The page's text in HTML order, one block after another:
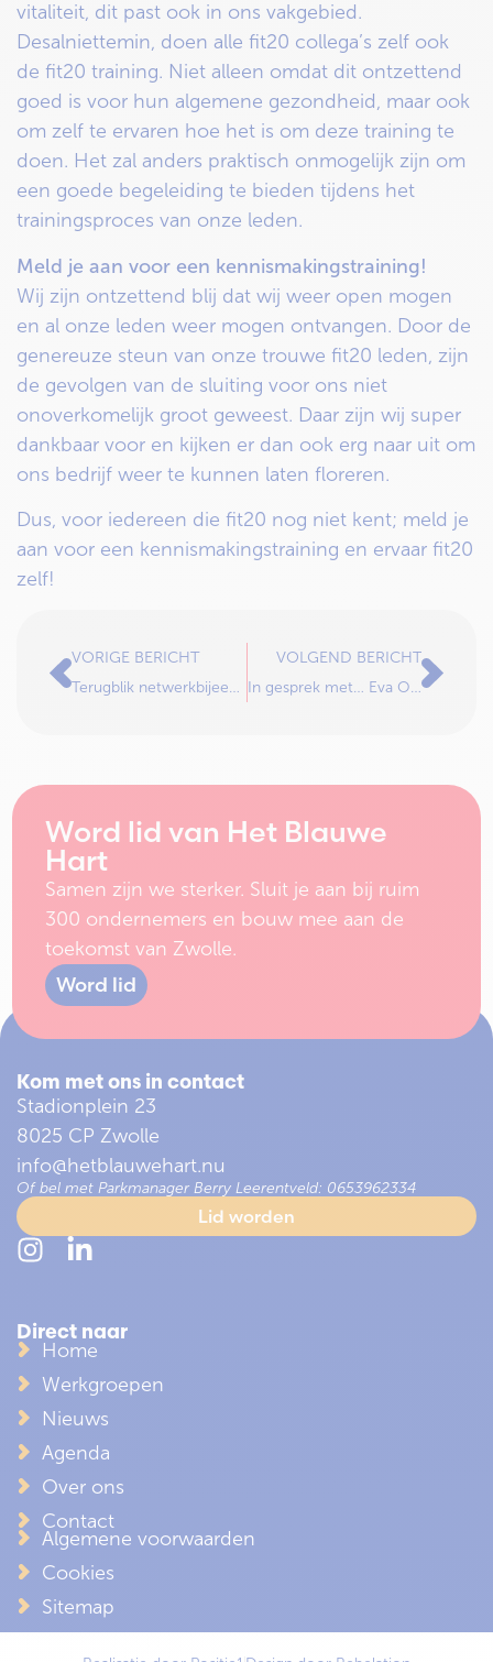
vitaliteit, dit past ook in ons vakgebied.
Desalniettemin, doen alle fit20 collega’s zelf ook
de fit20 training. Niet alleen omdat dit ontzettend
goed is voor hun algemene gezondheid, maar ook
om zelf te ervaren hoe het is om deze training te
doen. Het zal anders praktisch onmogelijk zijn om
een goede begeleiding te bieden tijdens het
trainingsproces van onze leden.
Meld je aan voor een kennismakingstraining!
Wij zijn ontzettend blij dat wij weer open mogen
en al onze leden weer mogen ontvangen. Door de
genereuze steun van onze trouwe fit20 leden, zijn
de gevolgen van de sluiting voor ons niet
onoverkomelijk groot geweest. Daar zijn wij super
dankbaar voor en kijken er dan ook erg naar uit om
ons bedrijf weer te kunnen laten floreren.
Dus, voor iedereen die fit20 nog niet kent; meld je
aan voor een kennismakingstraining en ervaar fit20
zelf!
VORIGE BERICHT
Terugblik netwerkbijeenkomst bij Hotel Lumen
VOLGEND BERICHT
In gesprek met… Eva Olde Rikkert!
Word lid van Het Blauwe
Hart
Samen zijn we sterker. Sluit je aan bij ruim
300 ondernemers en bouw mee aan de
toekomst van Zwolle.
Word lid
Kom met ons in contact
Stadionplein 23
8025 CP Zwolle
info@hetblauwehart.nu
Of bel met Parkmanager Berry Leerentveld: 0653962334
Lid worden
Direct naar
Home
Werkgroepen
Nieuws
Agenda
Over ons
Contact
Algemene voorwaarden
Cookies
Sitemap